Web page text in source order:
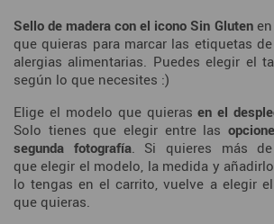
Sello de madera con el icono Sin Glutenen
que quieras para marcar las etiquetas
alergias alimentarias. Puedes elegir el
según lo que necesites :)
Elige el modelo que quierasen el
Solo tienes que elegir entre las
segunda fotografía. Si quieres más
que elegir el modelo, la medida y
lo tengas en el carrito, vuelve a elegir
que quieras.